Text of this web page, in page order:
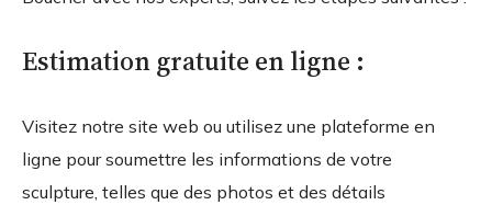
Estimation gratuite en ligne :
Visitez notre site web ou utilisez une plateforme en
ligne pour soumettre les informations de votre
sculpture, telles que des photos et des détails